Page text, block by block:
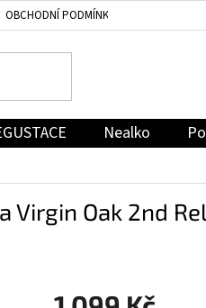
OBCHODNÍ PODMÍNKY
Nealko
Virgin Oak 2nd